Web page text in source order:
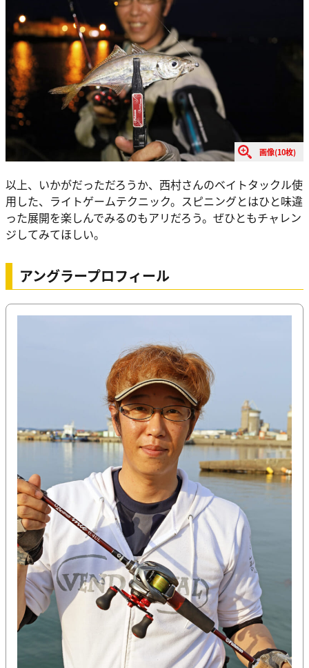
画像(10枚)
以上、いかがだっただろうか、西村さんのベイトタックル使
用した、ライトゲームテクニック。スピニングとはひと味違
った展開を楽しんでみるのもアリだろう。ぜひともチャレン
ジしてみてほしい。
アングラープロフィール